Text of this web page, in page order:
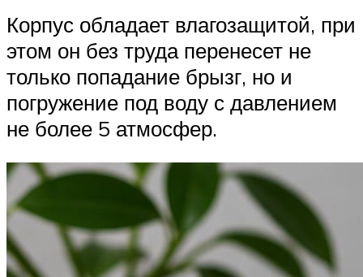
Корпус обладает влагозащитой, при
этом он без труда перенесет не
только попадание брызг, но и
погружение под воду с давлением
не более 5 атмосфер.